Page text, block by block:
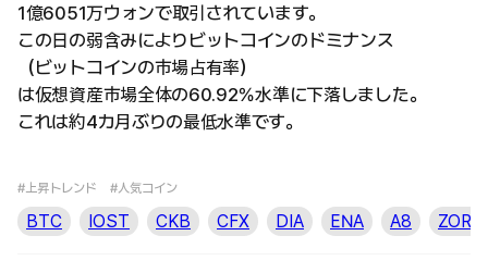
1億6051万ウォンで取引されています。
この日の弱含みによりビットコインのドミナンス
（ビットコインの市場占有率）
は仮想資産市場全体の60.92％水準に下落しました。
これは約4カ月ぶりの最低水準です。
#上昇トレンド #人気コイン
BTC IOST CKB CFX DIA ENA A8 ZORA